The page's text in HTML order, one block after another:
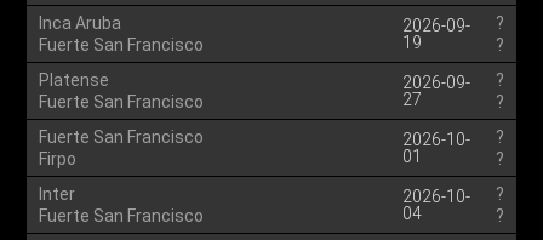
Inca Aruba
Fuerte San Francisco
2026-09-
19
?
?
Platense
Fuerte San Francisco
2026-09-
27
?
?
Fuerte San Francisco
Firpo
2026-10-
01
?
?
Inter
Fuerte San Francisco
2026-10-
04
?
?